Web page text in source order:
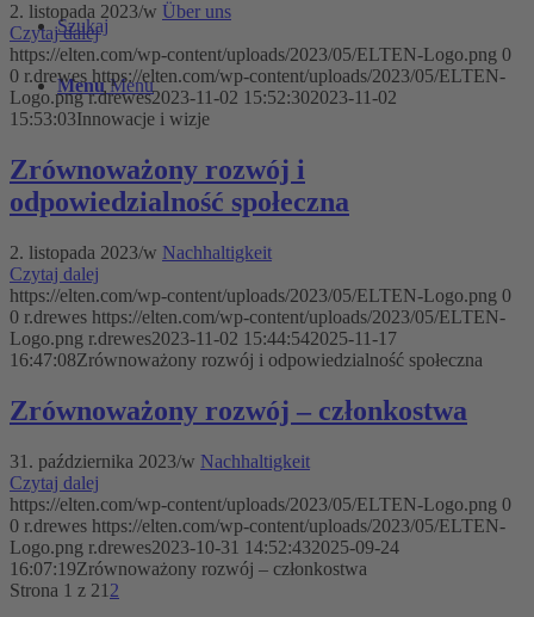
Szukaj
Menu Menu
2. listopada 2023/w Über uns
Czytaj dalej
https://elten.com/wp-content/uploads/2023/05/ELTEN-Logo.png 0
0 r.drewes https://elten.com/wp-content/uploads/2023/05/ELTEN-
Logo.png r.drewes2023-11-02 15:52:302023-11-02
15:53:03Innowacje i wizje
Zrównoważony rozwój i
odpowiedzialność społeczna
2. listopada 2023/w Nachhaltigkeit
Czytaj dalej
https://elten.com/wp-content/uploads/2023/05/ELTEN-Logo.png 0
0 r.drewes https://elten.com/wp-content/uploads/2023/05/ELTEN-
Logo.png r.drewes2023-11-02 15:44:542025-11-17
16:47:08Zrównoważony rozwój i odpowiedzialność społeczna
Zrównoważony rozwój – członkostwa
31. października 2023/w Nachhaltigkeit
Czytaj dalej
https://elten.com/wp-content/uploads/2023/05/ELTEN-Logo.png 0
0 r.drewes https://elten.com/wp-content/uploads/2023/05/ELTEN-
Logo.png r.drewes2023-10-31 14:52:432025-09-24
16:07:19Zrównoważony rozwój – członkostwa
Strona 1 z 21 2